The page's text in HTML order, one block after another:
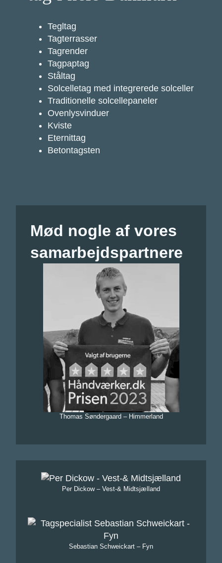
Tegltag
Tagterrasser
Tagrender
Tagpaptag
Ståltag
Solcelletag med integrerede solceller
Traditionelle solcellepaneler
Ovenlysvinduer
Kviste
Eternittag
Betontagsten
Mød nogle af vores
samarbejdspartnere
Thomas Søndergaard – Himmerland
Per Dickow – Vest-& Midtsjælland
Sebastian Schweickart – Fyn